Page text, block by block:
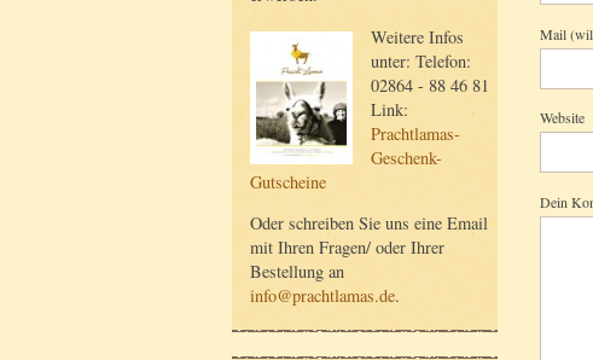
Weitere Infos
unter: Telefon:
02864 - 88 46 81
Link:
Prachtlamas-
Geschenk-
Gutscheine
Oder schreiben Sie uns eine Email
mit Ihren Fragen/ oder Ihrer
Bestellung an
info@prachtlamas.de.
Mail
Website
Dein